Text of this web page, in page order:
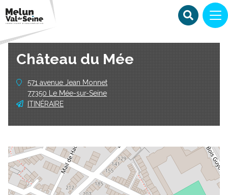
Château du Mée
571 avenue Jean Monnet
77350 Le Mée-sur-Seine
ITINÉRAIRE